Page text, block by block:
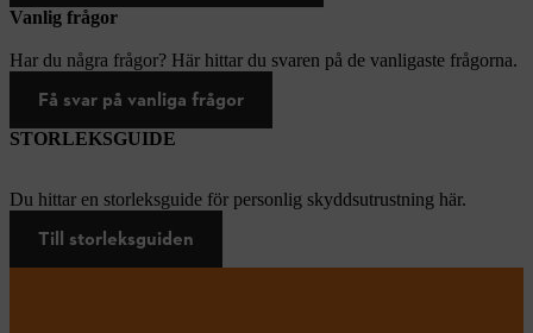
Vanlig frågor
Har du några frågor? Här hittar du svaren på de vanligaste frågorna.
Få svar på vanliga frågor
STORLEKSGUIDE
Du hittar en storleksguide för personlig skyddsutrustning här.
Till storleksguiden